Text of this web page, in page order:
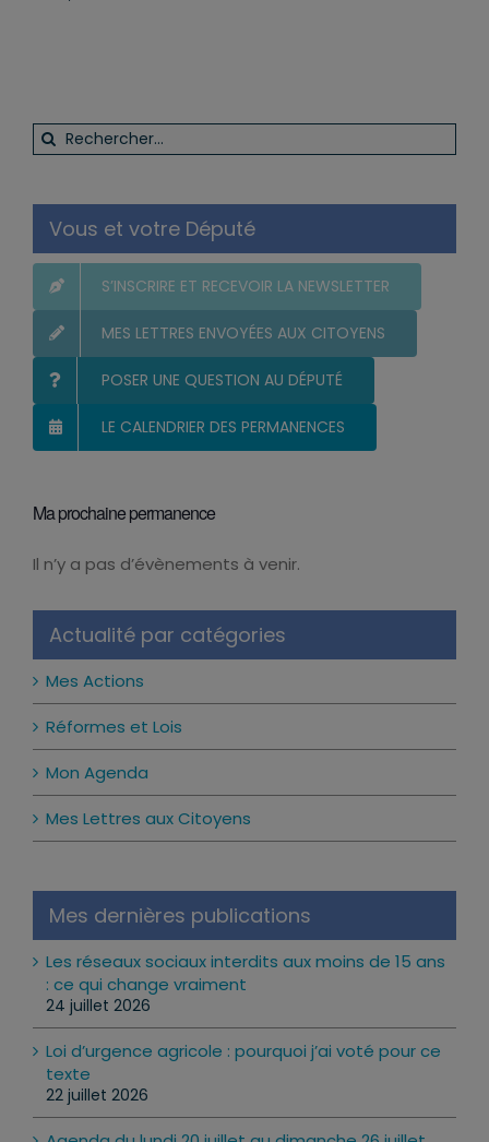
Rechercher:
Vous et votre Député
POSER UNE QUESTION AU DÉPUTÉ
Ma prochaine permanence
Il n’y a pas d’évènements à venir.
Actualité par catégories
Mon Agenda
Mes Lettres aux Citoyens
Mes dernières publications
Les réseaux sociaux interdits aux moins de 15 ans
: ce qui change vraiment
24 juillet 2026
Loi d’urgence agricole : pourquoi j’ai voté pour ce
texte
22 juillet 2026